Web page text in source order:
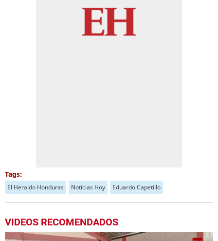
Tags:
El Heraldo Honduras Noticias Hoy Eduardo Capetillo
VIDEOS RECOMENDADOS